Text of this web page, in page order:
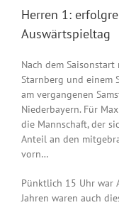
Herren 1:
Auswärtspieltag
Nach dem
Starnberg und einem
am vergangenen
Niederbayern. Für
die Mannschaft, der
Anteil an den
vorn…
Pünktlich 15 Uhr war
Jahren waren auch